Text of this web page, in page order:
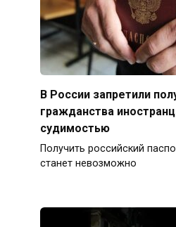
В России запретили
гражданства
судимостью
Получить российский
станет невозможно